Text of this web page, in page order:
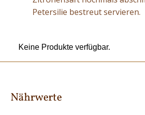
Petersilie bestreut servieren.
Keine Produkte verfügbar.
Nährwerte